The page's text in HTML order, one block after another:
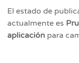
El estado de
actualmente es
aplicación para